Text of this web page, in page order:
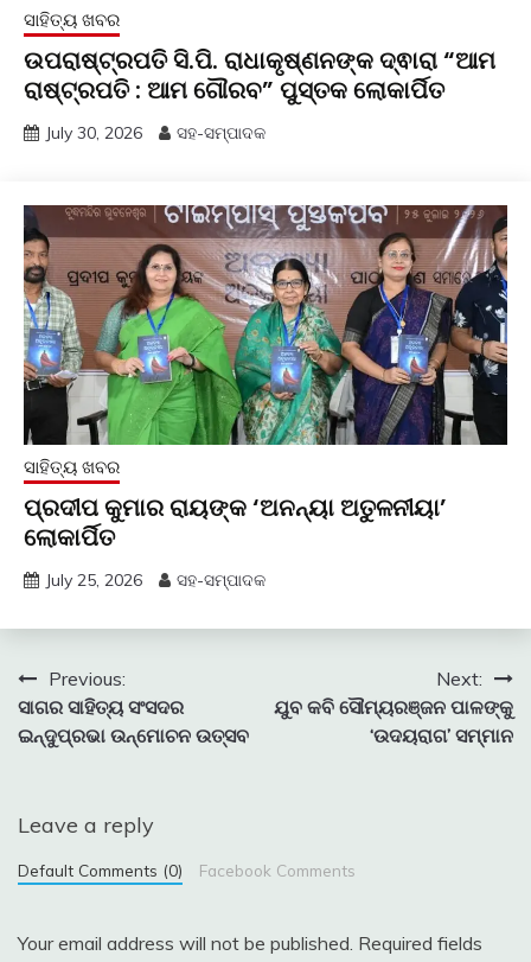
ସାହିତ୍ୟ ଖବର
ଉପରାଷ୍ଟ୍ରପତି ସି.ପି. ରାଧାକୃଷ୍ଣନଙ୍କ ଦ୍ଵାରା “ଆମ
ରାଷ୍ଟ୍ରପତି : ଆମ ଗୌରବ” ପୁସ୍ତକ ଲୋକାର୍ପିତ
July 30, 2026 ସହ-ସମ୍ପାଦକ
ସାହିତ୍ୟ ଖବର
ପ୍ରଦୀପ କୁମାର ରାୟଙ୍କ ‘ଅନନ୍ୟା ଅତୁଳନୀୟା’
ଲୋକାର୍ପିତ
July 25, 2026 ସହ-ସମ୍ପାଦକ
Post
navigation
Previous:
ସାଗର ସାହିତ୍ୟ ସଂସଦର
ଇନ୍ଦୁପ୍ରଭା ଉନ୍ମୋଚନ ଉତ୍ସବ
Next:
ଯୁବ କବି ସୌମ୍ୟରଞ୍ଜନ ପାଳଙ୍କୁ
‘ଉଦୟରାଗ’ ସମ୍ମାନ
Leave a reply
Default Comments (0) Facebook Comments
Your email address will not be published. Required fields